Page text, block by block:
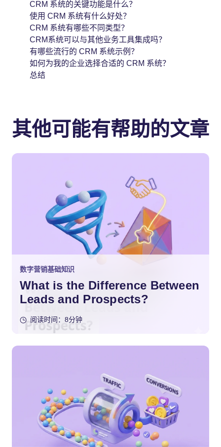
CRM 系统的关键功能是什么？
使用 CRM 系统有什么好处？
CRM 系统有哪些不同类型？
CRM系统可以与其他业务工具集成吗？
有哪些流行的 CRM 系统示例？
如何为我的企业选择合适的 CRM 系统？
总结
其他可能有帮助的文章
数字营销基础知识
What is the Difference Between
Leads and Prospects?
阅读时间：8分钟